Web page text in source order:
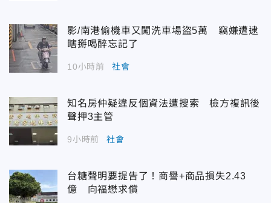
影/南港偷機車又闖洗車場盜5萬 竊嫌遭逮
瞎掰喝醉忘記了
10小時前 社會
知名房仲疑違反個資法遭搜索 檢方複訊後
聲押3主管
9小時前 社會
台糖聲明要提告了！商譽+商品損失2.43
億 向福懋求償